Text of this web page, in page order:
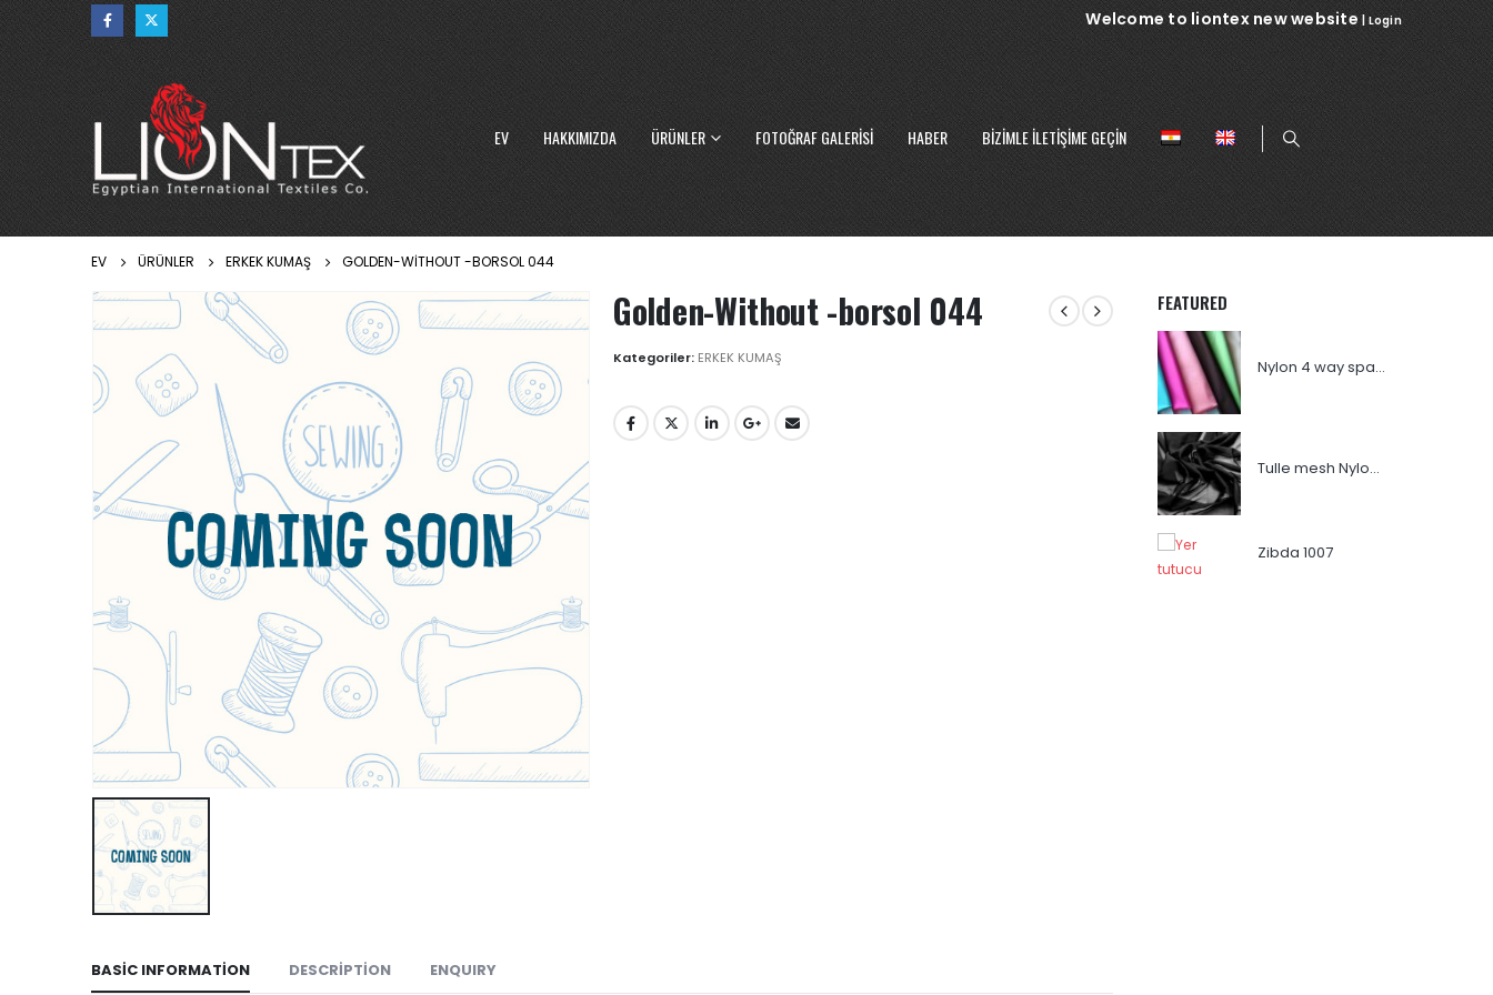
Welcome to liontex new website |Login
EV HAKKIMIZDA ÜRÜNLER FOTOĞRAF GALERISI HABER BIZIMLE ILETIŞIME GEÇIN
EV ÜRÜNLER ERKEK KUMAŞ GOLDEN-WITHOUT -BORSOL 044
Golden-Without -borsol 044
Kategoriler: ERKEK KUMAŞ
BASIC INFORMATION DESCRIPTION ENQUIRY
FEATURED
Nylon 4 way spandex
Tulle mesh Nylon 007
Zibda 1007